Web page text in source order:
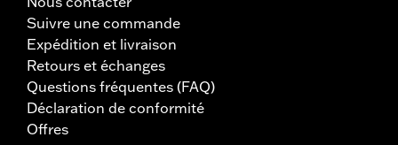
Suivre une commande
Expédition et livraison
Retours et échanges
Questions fréquentes (FAQ)
Déclaration de conformité
Offres